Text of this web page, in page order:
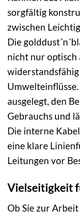
sorgfältig
zwischen
Die
nicht nur optisch
ausgelegt, den
Gebrauchs und
Die interne
eine klare
Leitungen vor
Vielseitigkeit
Ob Sie zur